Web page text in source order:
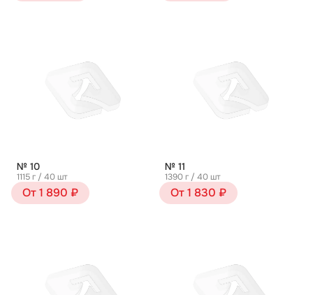
№ 10
1115 г / 40 шт
От 1 890 ₽
№ 11
1390 г / 40 шт
От 1 830 ₽